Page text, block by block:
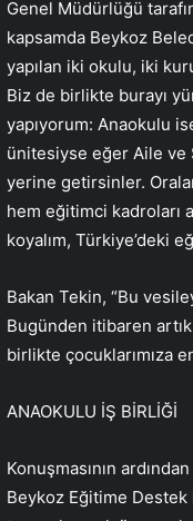
Genel Müdürlüğü
kapsamda Beykoz
yapılan iki okulu, iki
Biz de birlikte burayı
yapıyorum: Anaokulu
ünitesiyse eğer Aile ve
yerine getirsinler.
hem eğitimci kadroları
koyalım, Türkiye’deki
Bakan Tekin, “Bu
Bugünden itibaren
birlikte çocuklarımıza
ANAOKULU İŞ BİRLİĞİ
Konuşmasının
Beykoz Eğitime Destek